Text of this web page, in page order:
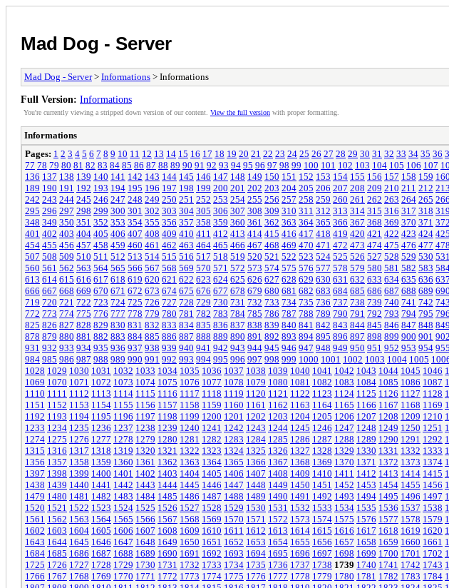
Mad Dog - Server
Mad Dog - Server> Informations > Informations
Full Version: Informations
You're currently viewing a stripped down version of our content. View the full version with proper formatting.
Informations
Pages: 1 2 3 4 5 6 7 8 9 10 11 12 13 14 15 16 17 18 19 20 21 22 23 24 25 26 27 28 29 30 31 32 33 34 35 36
77 78 79 80 81 82 83 84 85 86 87 88 89 90 91 92 93 94 95 96 97 98 99 100 101 102 103 104 105 106 107
136 137 138 139 140 141 142 143 144 145 146 147 148 149 150 151 152 153 154 155 156 157 158 159 160
189 190 191 192 193 194 195 196 197 198 199 200 201 202 203 204 205 206 207 208 209 210 211 212 213
242 243 244 245 246 247 248 249 250 251 252 253 254 255 256 257 258 259 260 261 262 263 264 265 266
295 296 297 298 299 300 301 302 303 304 305 306 307 308 309 310 311 312 313 314 315 316 317 318 319
348 349 350 351 352 353 354 355 356 357 358 359 360 361 362 363 364 365 366 367 368 369 370 371 372
401 402 403 404 405 406 407 408 409 410 411 412 413 414 415 416 417 418 419 420 421 422 423 424 425
454 455 456 457 458 459 460 461 462 463 464 465 466 467 468 469 470 471 472 473 474 475 476 477 478
507 508 509 510 511 512 513 514 515 516 517 518 519 520 521 522 523 524 525 526 527 528 529 530 531
560 561 562 563 564 565 566 567 568 569 570 571 572 573 574 575 576 577 578 579 580 581 582 583
613 614 615 616 617 618 619 620 621 622 623 624 625 626 627 628 629 630 631 632 633 634 635 636 637
666 667 668 669 670 671 672 673 674 675 676 677 678 679 680 681 682 683 684 685 686 687 688 689 690
719 720 721 722 723 724 725 726 727 728 729 730 731 732 733 734 735 736 737 738 739 740 741 742 743
772 773 774 775 776 777 778 779 780 781 782 783 784 785 786 787 788 789 790 791 792 793 794 795 796
825 826 827 828 829 830 831 832 833 834 835 836 837 838 839 840 841 842 843 844 845 846 847 848 849
878 879 880 881 882 883 884 885 886 887 888 889 890 891 892 893 894 895 896 897 898 899 900 901 902
931 932 933 934 935 936 937 938 939 940 941 942 943 944 945 946 947 948 949 950 951 952 953 954 955
984 985 986 987 988 989 990 991 992 993 994 995 996 997 998 999 1000 1001 1002 1003 1004 1005
1028 1029 1030 1031 1032 1033 1034 1035 1036 1037 1038 1039 1040 1041 1042 1043 1044 1045 1046
1069 1070 1071 1072 1073 1074 1075 1076 1077 1078 1079 1080 1081 1082 1083 1084 1085 1086 1087
1110 1111 1112 1113 1114 1115 1116 1117 1118 1119 1120 1121 1122 1123 1124 1125 1126 1127 1128
1151 1152 1153 1154 1155 1156 1157 1158 1159 1160 1161 1162 1163 1164 1165 1166 1167 1168 1169
1192 1193 1194 1195 1196 1197 1198 1199 1200 1201 1202 1203 1204 1205 1206 1207 1208 1209 1210
1233 1234 1235 1236 1237 1238 1239 1240 1241 1242 1243 1244 1245 1246 1247 1248 1249 1250 1251
1274 1275 1276 1277 1278 1279 1280 1281 1282 1283 1284 1285 1286 1287 1288 1289 1290 1291 1292
1315 1316 1317 1318 1319 1320 1321 1322 1323 1324 1325 1326 1327 1328 1329 1330 1331 1332 1333
1356 1357 1358 1359 1360 1361 1362 1363 1364 1365 1366 1367 1368 1369 1370 1371 1372 1373 1374
1397 1398 1399 1400 1401 1402 1403 1404 1405 1406 1407 1408 1409 1410 1411 1412 1413 1414 1415
1438 1439 1440 1441 1442 1443 1444 1445 1446 1447 1448 1449 1450 1451 1452 1453 1454 1455 1456
1479 1480 1481 1482 1483 1484 1485 1486 1487 1488 1489 1490 1491 1492 1493 1494 1495 1496 1497
1520 1521 1522 1523 1524 1525 1526 1527 1528 1529 1530 1531 1532 1533 1534 1535 1536 1537 1538
1561 1562 1563 1564 1565 1566 1567 1568 1569 1570 1571 1572 1573 1574 1575 1576 1577 1578 1579
1602 1603 1604 1605 1606 1607 1608 1609 1610 1611 1612 1613 1614 1615 1616 1617 1618 1619 1620
1643 1644 1645 1646 1647 1648 1649 1650 1651 1652 1653 1654 1655 1656 1657 1658 1659 1660 1661
1684 1685 1686 1687 1688 1689 1690 1691 1692 1693 1694 1695 1696 1697 1698 1699 1700 1701 1702
1725 1726 1727 1728 1729 1730 1731 1732 1733 1734 1735 1736 1737 1738 1739 1740 1741 1742 1743
1766 1767 1768 1769 1770 1771 1772 1773 1774 1775 1776 1777 1778 1779 1780 1781 1782 1783 1784